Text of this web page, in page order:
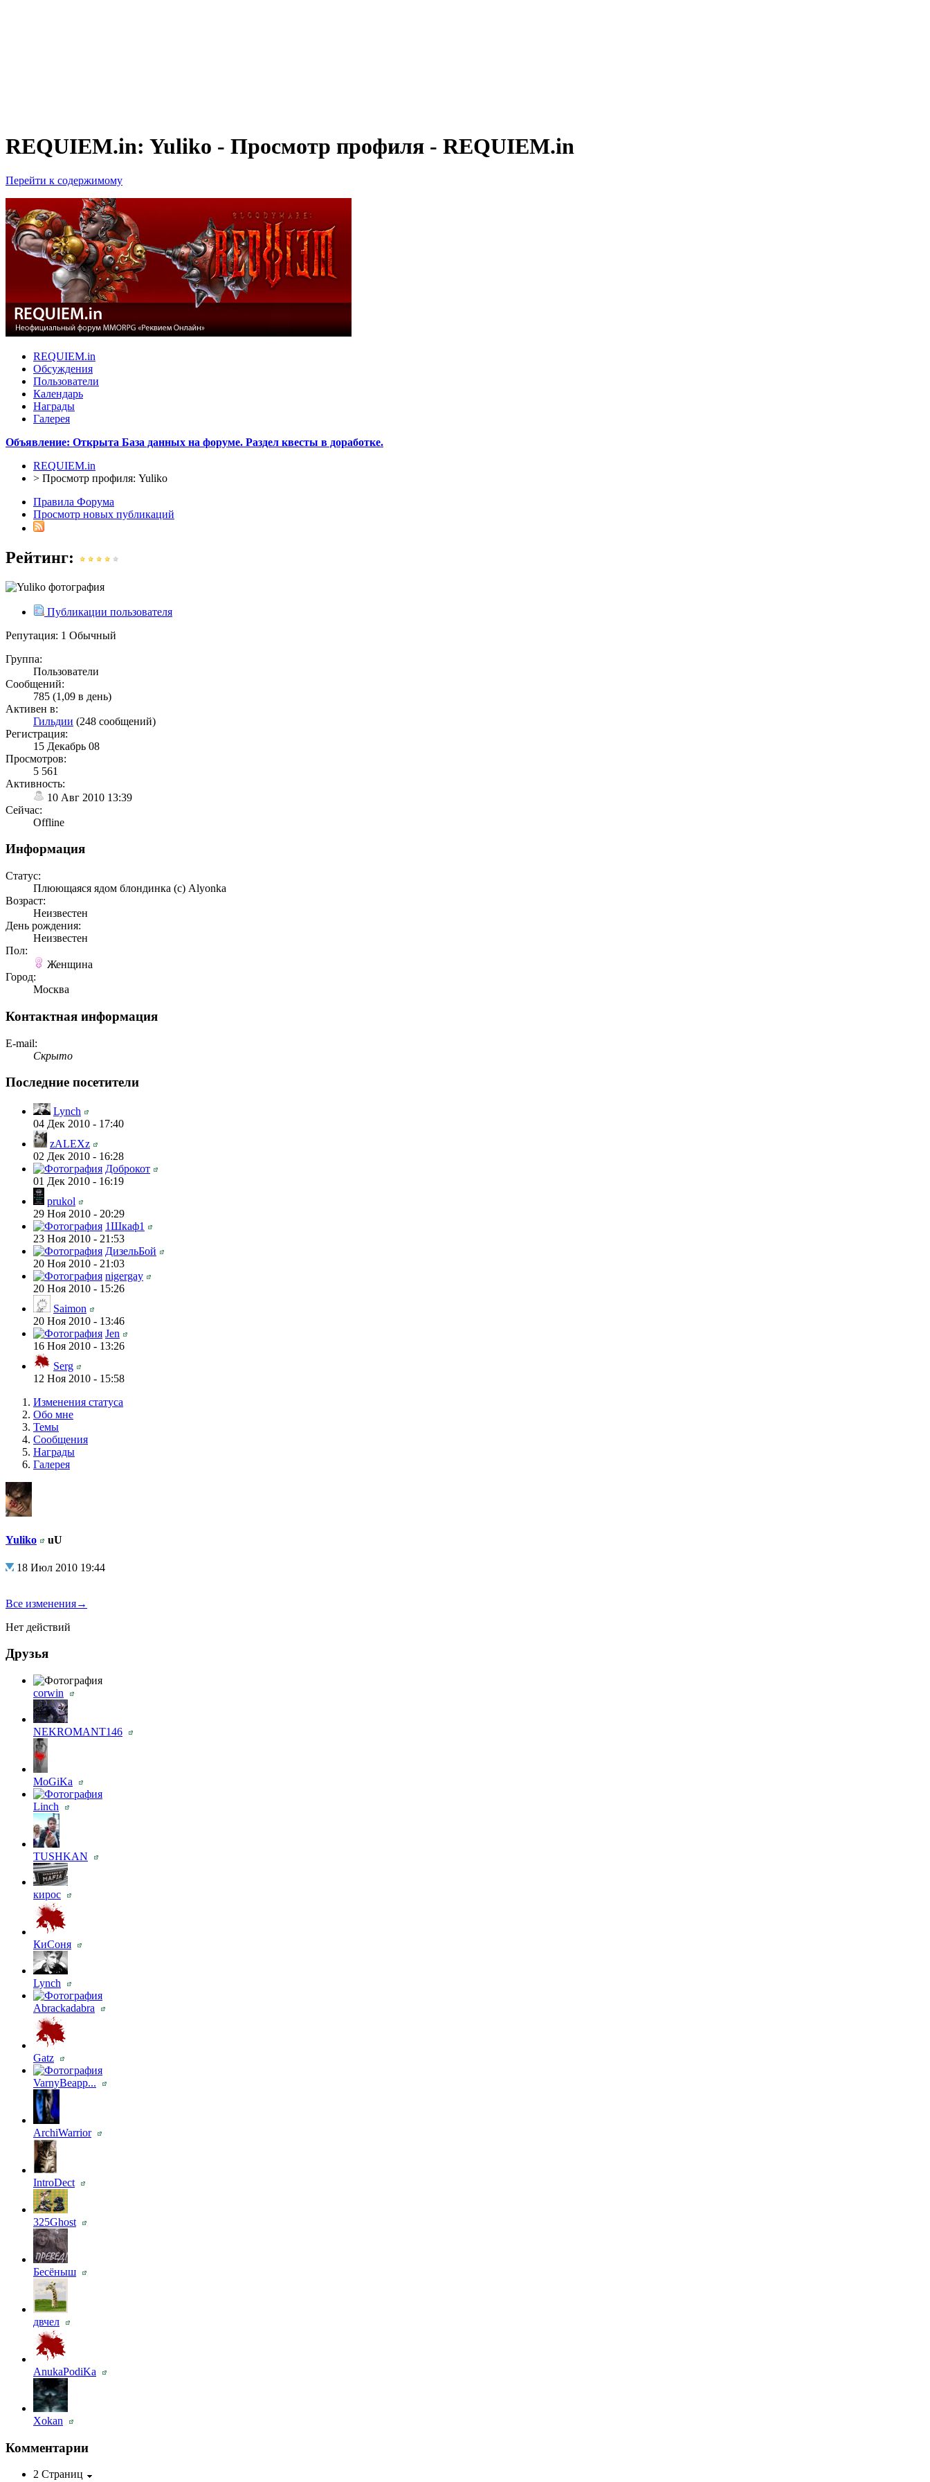
REQUIEM.in: Yuliko - Просмотр профиля - REQUIEM.in
Перейти к содержимому
REQUIEM.in
Обсуждения
Пользователи
Календарь
Награды
Галерея
Объявление: Открыта База данных на форуме. Раздел квесты в доработке.
REQUIEM.in
> Просмотр профиля: Yuliko
Правила Форума
Просмотр новых публикаций
Рейтинг:
Публикации пользователя
Репутация: 1 Обычный
Группа:
Пользователи
Сообщений:
785 (1,09 в день)
Активен в:
Гильдии (248 сообщений)
Регистрация:
15 Декабрь 08
Просмотров:
5 561
Активность:
10 Авг 2010 13:39
Сейчас:
Offline
Информация
Статус:
Плюющаяся ядом блондинка (с) Alyonka
Возраст:
Неизвестен
День рождения:
Неизвестен
Пол:
Женщина
Город:
Москва
Контактная информация
E-mail:
Скрыто
Последние посетители
Lynch
04 Дек 2010 - 17:40
zALEXz
02 Дек 2010 - 16:28
Доброкот
01 Дек 2010 - 16:19
prukol
29 Ноя 2010 - 20:29
1Шкаф1
23 Ноя 2010 - 21:53
ДизельБой
20 Ноя 2010 - 21:03
nigergay
20 Ноя 2010 - 15:26
Saimon
20 Ноя 2010 - 13:46
Jen
16 Ноя 2010 - 13:26
Serg
12 Ноя 2010 - 15:58
Изменения статуса
Обо мне
Темы
Сообщения
Награды
Галерея
Yuliko uU
18 Июл 2010 19:44
Все изменения→
Нет действий
Друзья
corwin
NEKROMANT146
MoGiKa
Linch
TUSHKAN
кирос
КиСоня
Lynch
Abrackadabra
Gatz
VarnyBeaрр...
ArchiWarrior
IntroDect
325Ghost
Бесёныш
двчел
AnukaPodiKa
Xokan
Комментарии
2 Страниц